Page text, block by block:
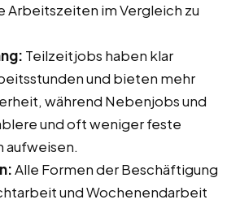
Arbeitszeiten im Vergleich zu
Teilzeitjobs haben klar
und bieten mehr
während Nebenjobs und
und oft weniger feste
aufweisen.
Alle Formen der Beschäftigung
und Wochenendarbeit